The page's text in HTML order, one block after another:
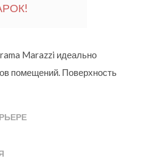
Marazzi идеально
помещений. Поверхность
текстуру слегка
оттенками – бежевым,
дизайнеры компании